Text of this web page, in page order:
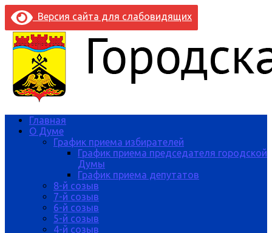
Версия сайта для слабовидящих
Главная
О Думе
График приема избирателей
График приема председателя городской
Думы
График приема депутатов
8-й созыв
7-й созыв
6-й созыв
5-й созыв
4-й созыв